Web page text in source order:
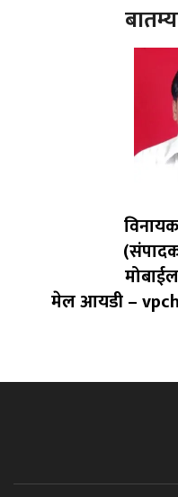
मेल आयडी –